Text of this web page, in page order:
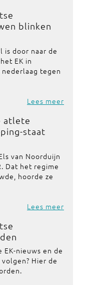
blinken
is door naar de
EK in
tegen
Lees meer
atlete
staat
van Noorduijn
Dat het regime
hoorde ze
Lees meer
nieuws en de
Hier de